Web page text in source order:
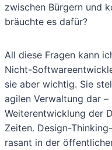
zwischen Bürgern und
bräuchte es dafür?
All diese Fragen kann
Nicht-
sie aber wichtig. Sie
agilen Verwaltung dar
Weiterentwicklung der
Zeiten. Design-
rasant in der